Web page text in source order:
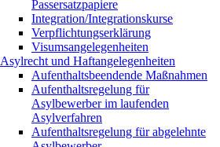
Passersatzpapiere
Integration/Integrationskurse
Verpflichtungserklärung
Visumsangelegenheiten
Asylrecht und Haftangelegenheiten
Aufenthaltsbeendende Maßnahmen
Aufenthaltsregelung für
Asylbewerber im laufenden
Asylverfahren
Aufenthaltsregelung für abgelehnte